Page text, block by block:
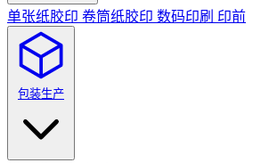
单张纸胶印 卷筒纸胶印 数码印刷 印前
包装生产